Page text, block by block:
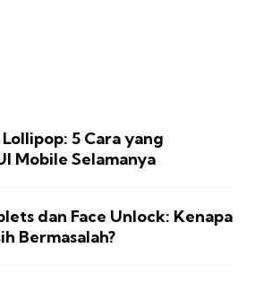
5 Cara yang
Mobile Selamanya
dan Face Unlock: Kenapa
Bermasalah?